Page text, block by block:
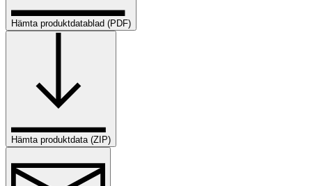
Hämta produktdatablad (PDF)
Hämta produktdata (ZIP)